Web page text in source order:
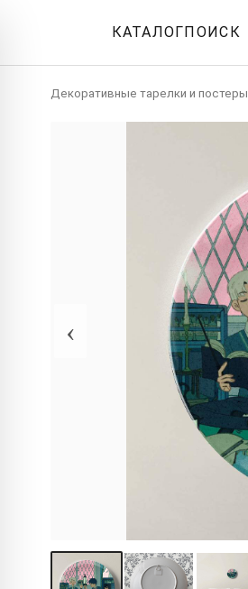
КАТАЛОГПОИСК
Декоративные тарелки и постеры
‹